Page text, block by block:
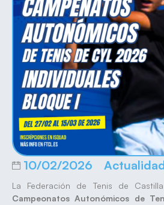
10/02/2026
La Federación de Tenis de
Campeonatos Autonómicos de